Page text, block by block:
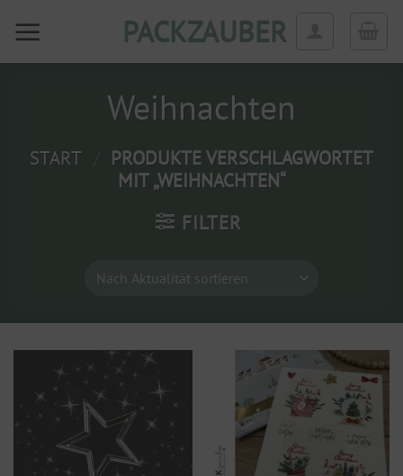
Inhalt
PACKZAUBER
Weihnachten
START
PRODUKTE VERSCHLAGWORTET
MIT „WEIHNACHTEN“
FILTER